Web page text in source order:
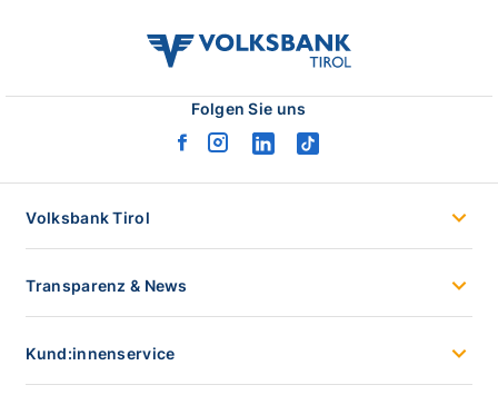
volksbank
Folgen Sie uns
facebook
instagram
linkedintiktok
Volksbank Tirol
Transparenz & News
Kund:innenservice